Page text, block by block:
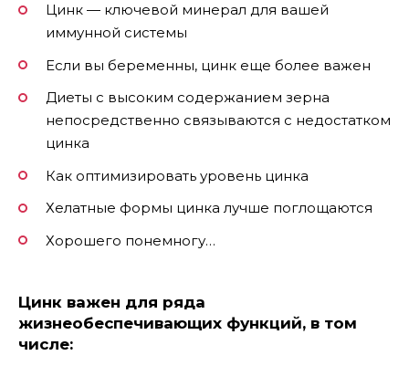
Цинк — ключевой минерал для вашей
иммунной системы
Если вы беременны, цинк еще более важен
Диеты с высоким содержанием зерна
непосредственно связываются с недостатком
цинка
Как оптимизировать уровень цинка
Хелатные формы цинка лучше поглощаются
Хорошего понемногу…
Цинк важен для ряда
жизнеобеспечивающих функций, в том
числе: